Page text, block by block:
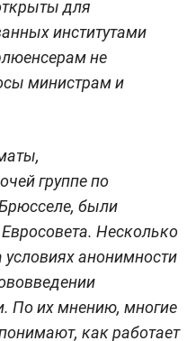
для
институтами
не
министрам и
группе по
были
Несколько
анонимности
По их мнению, многие
как работает